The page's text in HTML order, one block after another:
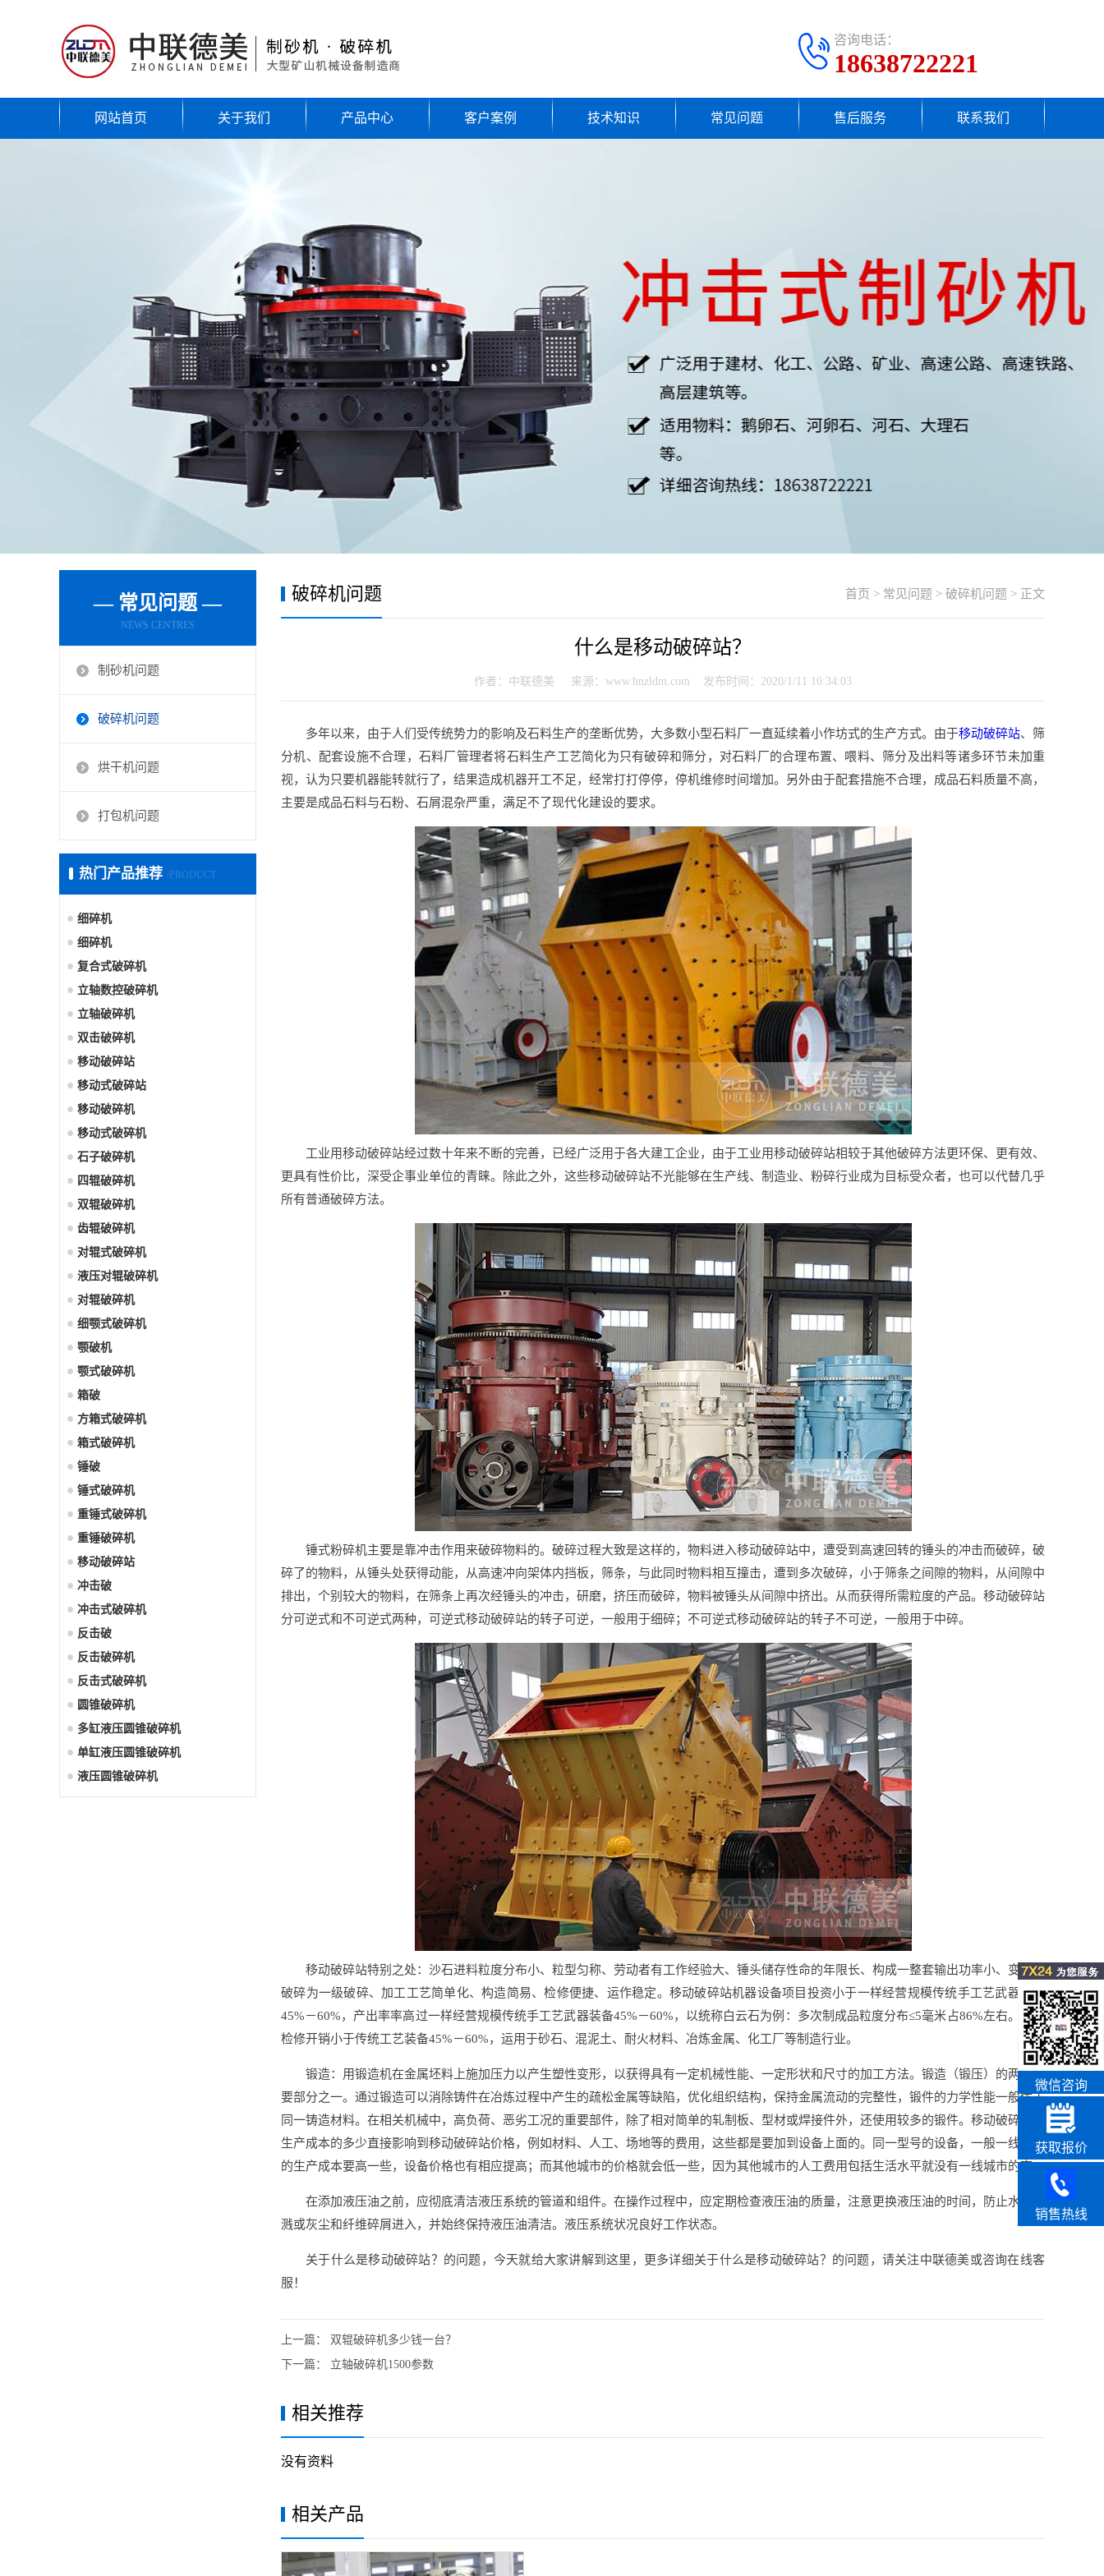
咨询电话：
18638722221
网站首页 关于我们 产品中心 客户案例 技术知识 常见问题 售后服务 联系我们
— 常见问题 —
NEWS CENTRES
制砂机问题
破碎机问题
烘干机问题
打包机问题
热门产品推荐 /PRODUCT
细碎机
细碎机
复合式破碎机
立轴数控破碎机
立轴破碎机
双击破碎机
移动破碎站
移动式破碎站
移动破碎机
移动式破碎机
石子破碎机
四辊破碎机
双辊破碎机
齿辊破碎机
对辊式破碎机
液压对辊破碎机
对辊破碎机
细颚式破碎机
颚破机
颚式破碎机
箱破
方箱式破碎机
箱式破碎机
锤破
锤式破碎机
重锤式破碎机
重锤破碎机
移动破碎站
冲击破
冲击式破碎机
反击破
反击破碎机
反击式破碎机
圆锥破碎机
多缸液压圆锥破碎机
单缸液压圆锥破碎机
液压圆锥破碎机
首页 > 常见问题 > 破碎机问题 > 正文
破碎机问题
什么是移动破碎站？
作者：中联德美 来源：www.hnzldm.com 发布时间：2020/1/11 10:34:03
多年以来，由于人们受传统势力的影响及石料生产的垄断优势，大多数小型石料厂一直延续着小作坊式的生产方式。由于移动破碎站、筛
分机、配套设施不合理，石料厂管理者将石料生产工艺简化为只有破碎和筛分，对石料厂的合理布置、喂料、筛分及出料等诸多环节未加重
视，认为只要机器能转就行了，结果造成机器开工不足，经常打打停停，停机维修时间增加。另外由于配套措施不合理，成品石料质量不高，
主要是成品石料与石粉、石屑混杂严重，满足不了现代化建设的要求。
工业用移动破碎站经过数十年来不断的完善，已经广泛用于各大建工企业，由于工业用移动破碎站相较于其他破碎方法更环保、更有效、
更具有性价比，深受企事业单位的青睐。除此之外，这些移动破碎站不光能够在生产线、制造业、粉碎行业成为目标受众者，也可以代替几乎
所有普通破碎方法。
锤式粉碎机主要是靠冲击作用来破碎物料的。破碎过程大致是这样的，物料进入移动破碎站中，遭受到高速回转的锤头的冲击而破碎，破
碎了的物料，从锤头处获得动能，从高速冲向架体内挡板，筛条，与此同时物料相互撞击，遭到多次破碎，小于筛条之间隙的物料，从间隙中
排出，个别较大的物料，在筛条上再次经锤头的冲击，研磨，挤压而破碎，物料被锤头从间隙中挤出。从而获得所需粒度的产品。移动破碎站
分可逆式和不可逆式两种，可逆式移动破碎站的转子可逆，一般用于细碎；不可逆式移动破碎站的转子不可逆，一般用于中碎。
移动破碎站特别之处：沙石进料粒度分布小、粒型匀称、劳动者有工作经验大、锤头储存性命的年限长、构成一整套输出功率小、变三级
破碎为一级破碎、加工工艺简单化、构造简易、检修便捷、运作稳定。移动破碎站机器设备项目投资小于一样经营规模传统手工艺武器装备
45%－60%，产出率率高过一样经营规模传统手工艺武器装备45%－60%，以统称白云石为例：多次制成品粒度分布≤5毫米占86%左右。运作
检修开销小于传统工艺装备45%－60%，运用于砂石、混泥土、耐火材料、冶炼金属、化工厂等制造行业。
锻造：用锻造机在金属坯料上施加压力以产生塑性变形，以获得具有一定机械性能、一定形状和尺寸的加工方法。锻造（锻压）的两个主
要部分之一。通过锻造可以消除铸件在冶炼过程中产生的疏松金属等缺陷，优化组织结构，保持金属流动的完整性，锻件的力学性能一般优于
同一铸造材料。在相关机械中，高负荷、恶劣工况的重要部件，除了相对简单的轧制板、型材或焊接件外，还使用较多的锻件。移动破碎站的
生产成本的多少直接影响到移动破碎站价格，例如材料、人工、场地等的费用，这些都是要加到设备上面的。同一型号的设备，一般一线城市
的生产成本要高一些，设备价格也有相应提高；而其他城市的价格就会低一些，因为其他城市的人工费用包括生活水平就没有一线城市的高。
在添加液压油之前，应彻底清洁液压系统的管道和组件。在操作过程中，应定期检查液压油的质量，注意更换液压油的时间，防止水分飞
溅或灰尘和纤维碎屑进入，并始终保持液压油清洁。液压系统状况良好工作状态。
关于什么是移动破碎站？的问题，今天就给大家讲解到这里，更多详细关于什么是移动破碎站？的问题，请关注中联德美或咨询在线客
服！
上一篇： 双辊破碎机多少钱一台？
下一篇： 立轴破碎机1500参数
相关推荐
没有资料
相关产品
微信咨询
获取报价
销售热线